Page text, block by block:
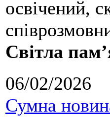
освічений,
Світла
06/02/2026
Сумна